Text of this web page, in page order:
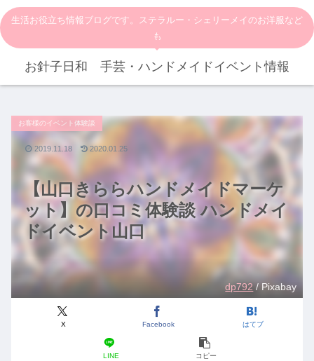
生活お役立ち情報ブログです。ステラルー・シェリーメイのお洋服など
も
お針子日和 手芸・ハンドメイドイベント情報
【山口きららハンドメイドマーケ
ット】の口コミ体験談 ハンドメイ
ドイベント山口
お客様のイベント体験談
dp792/ Pixabay
X Facebook はてブ
LINE コピー
2019.11.18 2020.01.25